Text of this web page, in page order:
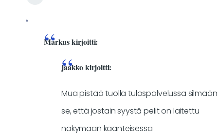
.
Markus kirjoitti:
jaakko kirjoitti:
Mua pistää tuolla tulospalvelussa silmään
se, että jostain syystä pelit on laitettu
näkymään käänteisessä